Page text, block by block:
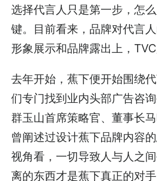
选择代言人只是第一步，怎
键。目前看来，品牌对代言
形象展示和品牌露出上，TVC
去年开始，蕉下便开始围绕
们专门找到业内头部广告咨询
群玉山首席策略官、董事长
曾阐述过设计蕉下品牌内容
视角看，一切导致人与人之
离的东西才是蕉下真正的对